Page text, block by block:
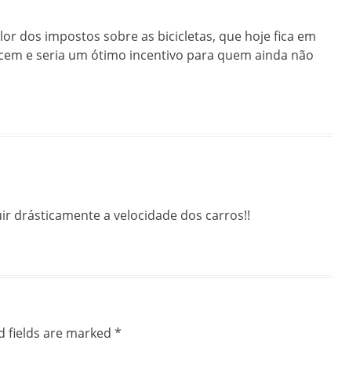
dos impostos sobre as bicicletas, que hoje fica em
e seria um ótimo incentivo para quem ainda não
drásticamente a velocidade dos carros!!
fields are marked *